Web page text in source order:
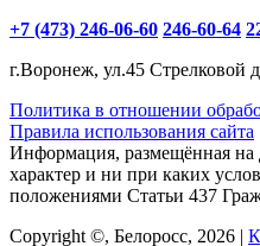
+7 (473) 246-06-60 246-60-64
г.Воронеж, ул.45 Стрелковой
Политика в отношении
Правила использования сайта
Информация, размещённая
характер и ни при каких
положениями Статьи 437
Copyright ©, Белоросс, 2026 |